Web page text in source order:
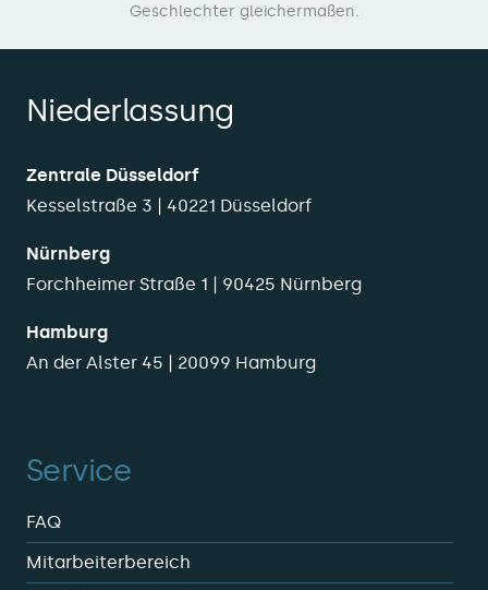
Geschlechter gleichermaßen.
Niederlassung
Zentrale Düsseldorf
Kesselstraße 3 | 40221 Düsseldorf
Nürnberg
Forchheimer Straße 1 | 90425 Nürnberg
Hamburg
An der Alster 45 | 20099 Hamburg
Service
FAQ
Mitarbeiterbereich